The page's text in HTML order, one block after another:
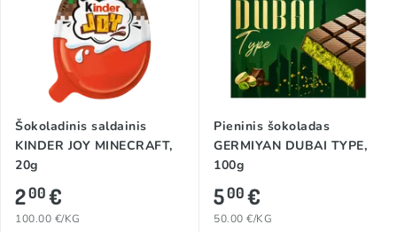
Šokoladinis saldainis
KINDER JOY MINECRAFT,
20g
200€
100.00 €/KG
Pieninis šokoladas
GERMIYAN DUBAI TYPE,
100g
500€
50.00 €/KG